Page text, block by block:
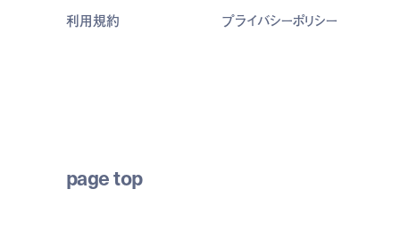
利用規約 プライバシーポリシー
page top